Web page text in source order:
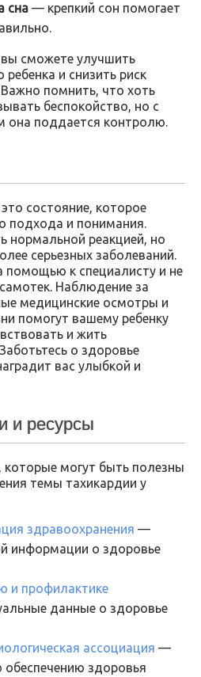
сна — крепкий сон помогает
сможете улучшить
и снизить риск
помнить, что хоть
беспокойство, но с
она поддается контролю.
состояние, которое
подхода и понимания.
нормальной реакцией, но
серьезных заболеваний.
помощью к специалисту и не
Наблюдение за
медицинские осмотры и
помогут вашему ребенку
и жить
о здоровье
вас улыбкой и
и ресурсы
которые могут быть полезны
темы тахикардии у
здравоохранения —
информации о здоровье
и профилактике
данные о здоровье
ассоциация —
здоровья